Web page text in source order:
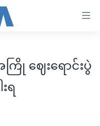
ြို ဈေးရောင်းပွဲ
ရ